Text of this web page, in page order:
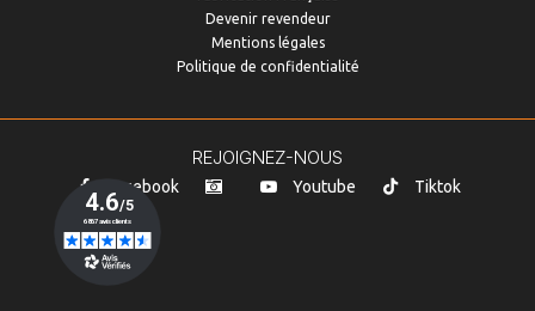
Devenir revendeur
Mentions légales
Politique de confidentialité
REJOIGNEZ-NOUS
Facebook Youtube Tiktok